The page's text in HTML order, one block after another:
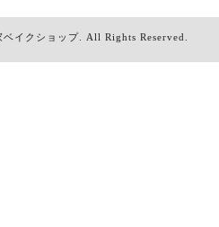
イクショップ. All Rights Reserved.